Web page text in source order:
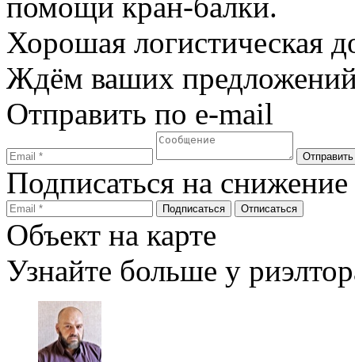
Хорошая логистическая
Ждём ваших
Отправить по e-mail
Подписаться на
Объект на карте
Узнайте больше у